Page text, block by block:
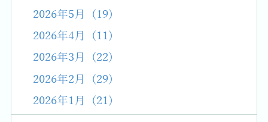
2026年5月 (19)
2026年4月 (11)
2026年3月 (22)
2026年2月 (29)
2026年1月 (21)